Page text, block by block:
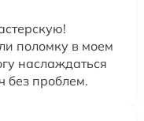
поломку в моем
наслаждаться
без проблем.